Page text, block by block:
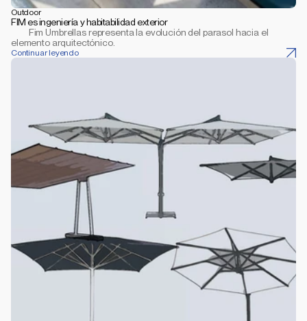
Outdoor
FIM es ingeniería y habitabilidad exterior
elemento arquitectónico.
Continuar leyendo